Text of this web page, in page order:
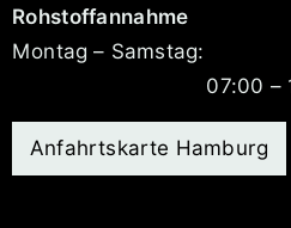
Rohstoffannahme
Montag – Samstag:
07:00 –
Anfahrtskarte Hamburg